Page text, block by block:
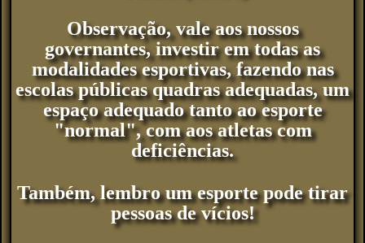
Observação, vale aos nossos
governantes, investir em todas as
modalidades esportivas, fazendo nas
escolas públicas quadras adequadas, um
espaço adequado tanto ao esporte
"normal", com aos atletas com
deficiências.
Também, lembro um esporte pode tirar
pessoas de vícios!